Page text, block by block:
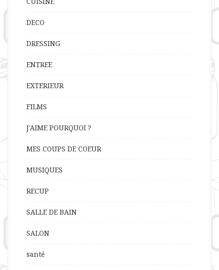
DECO
DRESSING
ENTREE
EXTERIEUR
FILMS
J'AIME POURQUOI ?
MES COUPS DE COEUR
MUSIQUES
RECUP
SALLE DE BAIN
SALON
santé